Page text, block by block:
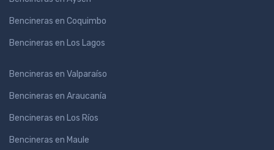
Bencineras en Coquimbo
Bencineras en Los Lagos
Bencineras en Valparaíso
Bencineras en Araucanía
Bencineras en Los Ríos
Bencineras en Maule